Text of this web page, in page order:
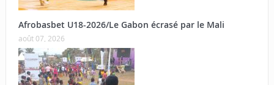
Afrobasbet U18-2026/Le Gabon écrasé par le Mali
août 07, 2026